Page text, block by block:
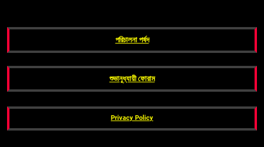
পরিচালনা পর্ষদ
শুভানুধ্যায়ী ফোরাম
Privacy Policy